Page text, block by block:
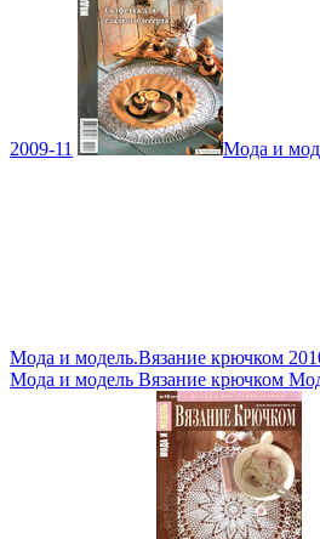
2009-11 Мода и
Мода и модель.Вязание крючком
Мода и модель Вязание крючком